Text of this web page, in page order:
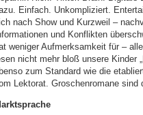
Einfach. Unkompliziert.
nach Show und Kurzweil –
und Konflikten
weniger Aufmerksamkeit für –
nicht mehr bloß unsere Kinder
zum Standard wie die
Lektorat. Groschenromane sind